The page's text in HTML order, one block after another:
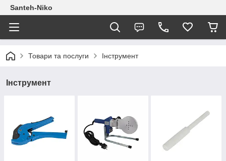
Santeh-Niko
Товари та послуги Інструмент
Інструмент